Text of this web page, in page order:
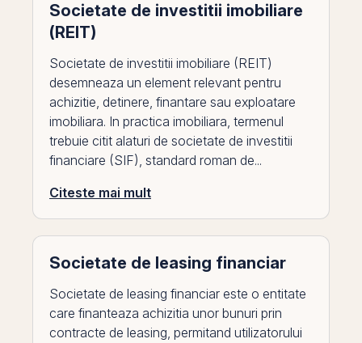
Societate de investitii imobiliare
(REIT)
Societate de investitii imobiliare (REIT)
desemneaza un element relevant pentru
achizitie, detinere, finantare sau exploatare
imobiliara. In practica imobiliara, termenul
trebuie citit alaturi de societate de investitii
financiare (SIF), standard roman de...
Citeste mai mult
Societate de leasing financiar
Societate de leasing financiar este o entitate
care finanteaza achizitia unor bunuri prin
contracte de leasing, permitand utilizatorului